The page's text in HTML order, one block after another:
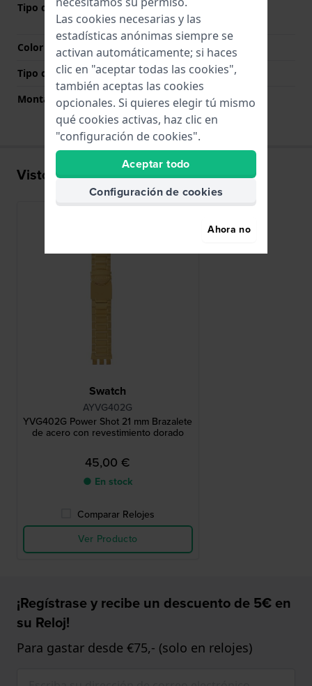
Tipo de cierre
Cierre desplegable con
botones pulsadores
Color del cierre
Tipo de montaje
Pasadores de acero
Montaje Recto
No
Visto recientemente
Swatch
AYVG402G
YVG402G Power Shot 21 mm Brazalete
de acero con revestimiento dorado
45,00 €
● En stock
Comparar Relojes
Ver Producto
¡Regístrase y recibe un descuento de 5€ en
su Reloj!
Para gastar desde €75,- (solo en relojes)
Las cookies necesarias y las
estadísticas anónimas siempre se
activan automáticamente; si haces
clic en "aceptar todas las cookies",
también aceptas las cookies
opcionales. Si quieres elegir tú mismo
qué cookies activas, haz clic en
"configuración de cookies".
Aceptar todo
Configuración de cookies
Ahora no